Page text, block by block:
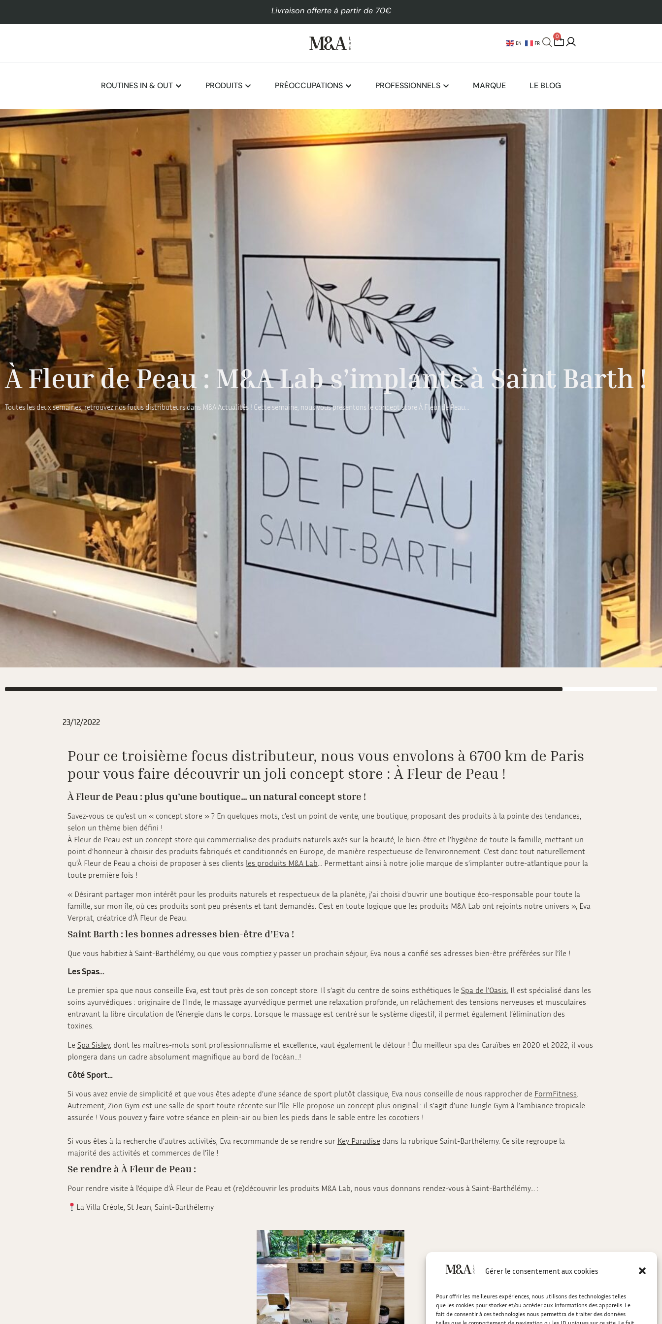
Gérer le consentement aux cookies
Pour offrir les meilleures expériences, nous utilisons des technologies telles
que les cookies pour stocker et/ou accéder aux informations des appareils. Le
fait de consentir à ces technologies nous permettra de traiter des données
Livraison offerte à partir de 70€
EN FR
0
ROUTINES IN & OUT PRODUITS PRÉOCCUPATIONS PROFESSIONNELS MARQUE LE BLOG
À Fleur de Peau : M&A Lab s’implante à Saint Barth !
Toutes les deux semaines, retrouvez nos focus distributeurs dans M&A Actualités ! Cette semaine, nous vous présentons le concept store À Fleur de Peau...
23/12/2022
Pour ce troisième focus distributeur, nous vous envolons à 6700 km de Paris
pour vous faire découvrir un joli concept store : À Fleur de Peau !
À Fleur de Peau : plus qu’une boutique… un natural concept store !
Savez-vous ce qu’est un « concept store » ? En quelques mots, c’est un point de vente, une boutique, proposant des produits à la pointe des tendances,
selon un thème bien défini !
À Fleur de Peau est un concept store qui commercialise des produits naturels axés sur la beauté, le bien-être et l’hygiène de toute la famille, mettant un
point d’honneur à choisir des produits fabriqués et conditionnés en Europe, de manière respectueuse de l’environnement. C’est donc tout naturellement
qu’À Fleur de Peau a choisi de proposer à ses clients les produits M&A Lab… Permettant ainsi à notre jolie marque de s’implanter outre-atlantique pour la
toute première fois !
« Désirant partager mon intérêt pour les produits naturels et respectueux de la planète, j’ai choisi d’ouvrir une boutique éco-responsable pour toute la
famille, sur mon île, où ces produits sont peu présents et tant demandés. C’est en toute logique que les produits M&A Lab ont rejoints notre univers », Eva
Verprat, créatrice d’À Fleur de Peau.
Saint Barth : les bonnes adresses bien-être d’Eva !
Que vous habitiez à Saint-Barthélémy, ou que vous comptiez y passer un prochain séjour, Eva nous a confié ses adresses bien-être préférées sur l’île !
Les Spas…
Le premier spa que nous conseille Eva, est tout près de son concept store. Il s’agit du centre de soins esthétiques le Spa de l’Oasis. Il est spécialisé dans les
soins ayurvédiques : originaire de l’Inde, le massage ayurvédique permet une relaxation profonde, un relâchement des tensions nerveuses et musculaires
entravant la libre circulation de l’énergie dans le corps. Lorsque le massage est centré sur le système digestif, il permet également l’élimination des
toxines.
Le Spa Sisley, dont les maîtres-mots sont professionnalisme et excellence, vaut également le détour ! Élu meilleur spa des Caraïbes en 2020 et 2022, il vous
plongera dans un cadre absolument magnifique au bord de l’océan…!
Côté Sport…
Si vous avez envie de simplicité et que vous êtes adepte d’une séance de sport plutôt classique, Eva nous conseille de nous rapprocher de FormFitness
Autrement, Zion Gym est une salle de sport toute récente sur l’île. Elle propose un concept plus original : il s’agit d’une Jungle Gym à l’ambiance tropicale
assurée ! Vous pouvez y faire votre séance en plein-air ou bien les pieds dans le sable entre les cocotiers !
Si vous êtes à la recherche d’autres activités, Eva recommande de se rendre sur Key Paradise dans la rubrique Saint-Barthélemy. Ce site regroupe la
majorité des activités et commerces de l’île !
Se rendre à À Fleur de Peau :
Pour rendre visite à l’équipe d’À Fleur de Peau et (re)découvrir les produits M&A Lab, nous vous donnons rendez-vous à Saint-Barthélémy… :
La Villa Créole, St Jean, Saint-Barthélemy